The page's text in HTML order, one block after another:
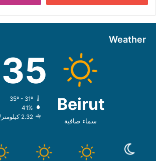
Weather
Beirut
سماء صافية
35
35º - 31º
41%
2.32 كيلومتر/ساعة